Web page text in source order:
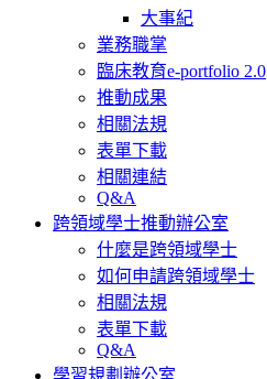
大事紀
業務職掌
臨床教育e-portfolio 2.0
推動成果
相關法規
表單下載
相關連結
Q&A
跨領域學士推動辦公室
什麼是跨領域學士
如何申請跨領域學士
相關法規
表單下載
Q&A
學習規劃辦公室